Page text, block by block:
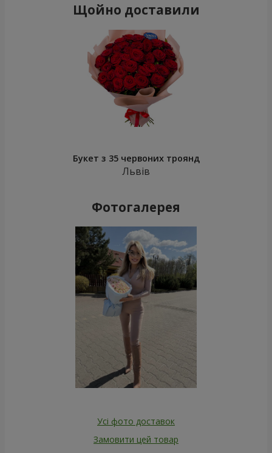
Щойно доставили
Букет з 35 червоних троянд
Львів
Фотогалерея
Усі фото доставок
Замовити цей товар